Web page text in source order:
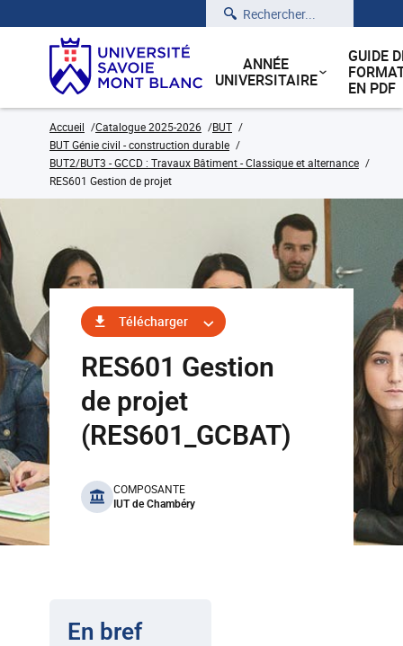
Rechercher
ANNÉE
UNIVERSITAIRE
GUIDE
EN PDF
Accueil Catalogue 2025-2026
BUT
BUT Génie civil - construction durable
BUT2/BUT3 - GCCD : Travaux Bâtiment - Classique et alternance
RES601 Gestion de projet
Télécharger
RES601 Gestion
de projet
(RES601_GCBAT)
benefits
COMPOSANTE
IUT de Chambéry
En bref